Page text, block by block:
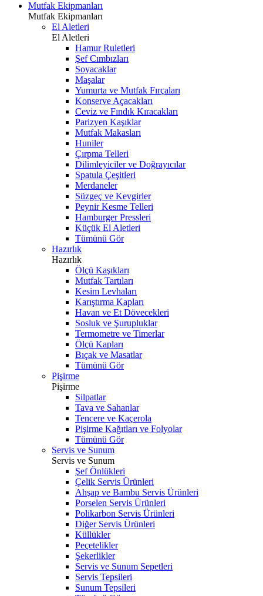
Mutfak Ekipmanları
Mutfak Ekipmanları
El Aletleri
El Aletleri
Hamur Ruletleri
Şef Cımbızları
Soyacaklar
Maşalar
Yumurta ve Mutfak Fırçaları
Konserve Açacakları
Ceviz ve Fındık Kıracakları
Parizyen Kaşıklar
Mutfak Makasları
Huniler
Çırpma Telleri
Dilimleyiciler ve Doğrayıcılar
Spatula Çeşitleri
Merdaneler
Süzgeç ve Kevgirler
Peynir Kesme Telleri
Hamburger Pressleri
Küçük El Aletleri
Tümünü Gör
Hazırlık
Hazırlık
Ölçü Kaşıkları
Mutfak Tartıları
Kesim Levhaları
Karıştırma Kapları
Havan ve Et Dövecekleri
Sosluk ve Şurupluklar
Termometre ve Timerlar
Ölçü Kapları
Bıçak ve Masatlar
Tümünü Gör
Pişirme
Pişirme
Silpatlar
Tava ve Sahanlar
Tencere ve Kaçerola
Pişirme Kağıtları ve Folyolar
Tümünü Gör
Servis ve Sunum
Servis ve Sunum
Şef Önlükleri
Çelik Servis Ürünleri
Ahşap ve Bambu Servis Ürünleri
Porselen Servis Ürünleri
Polikarbon Servis Ürünleri
Diğer Servis Ürünleri
Küllükler
Peçetelikler
Şekerlikler
Servis ve Sunum Sepetleri
Servis Tepsileri
Sunum Tepsileri